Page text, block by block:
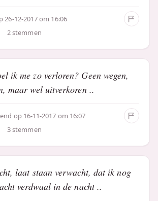
26-12-2017 om 16:06
2 stemmen
ik me zo verloren? Geen wegen,
maar wel uitverkoren ..
op 16-11-2017 om 16:07
3 stemmen
laat staan verwacht, dat ik nog
verdwaal in de nacht ..